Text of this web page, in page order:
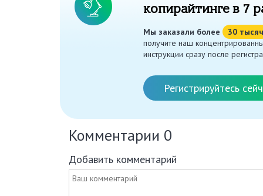
копирайтинге в 7
Мы заказали более 30 тысяч
получите наш
инструкции сразу после
Регистрируйтесь
Комментарии 0
Добавить комментарий